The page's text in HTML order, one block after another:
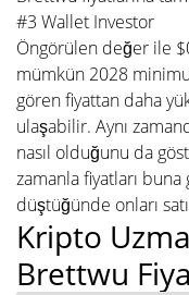
#3 Wallet Investor
Öngörülen değer ile
mümkün 2028
gören fiyattan daha
ulaşabilir. Aynı
nasıl olduğunu da
zamanla fiyatları
düştüğünde onları
Kripto
Brettwu